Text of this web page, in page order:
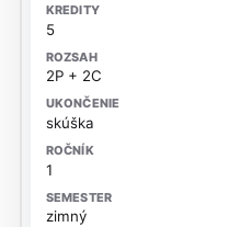
5
2P + 2C
skúška
1
zimný